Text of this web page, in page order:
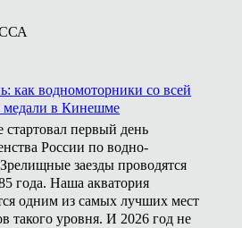
как водномоторники со всей
медали в Кинешме
первый день
России по водно-
заезды проводятся
года. Наша акватория
одним из самых лучших мест
такого уровня. И 2026 год не